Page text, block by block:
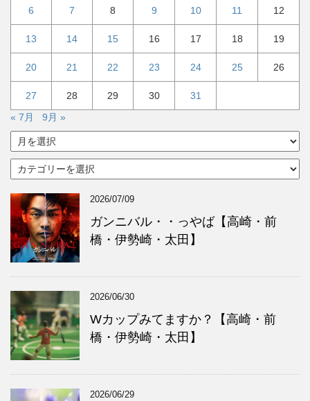
6 7 8 9 10 11 12
13 14 15 16 17 18 19
20 21 22 23 24 25 26
27 28 29 30
31
« 7月
9月 »
ー
カ
イ
ブ
カ
テ
ゴ
ー
2026/07/09
ガンニバル・・っやば【高崎・前
橋・伊勢崎・太田】
2026/06/30
Wカップみてますか？【高崎・前
橋・伊勢崎・太田】
2026/06/29